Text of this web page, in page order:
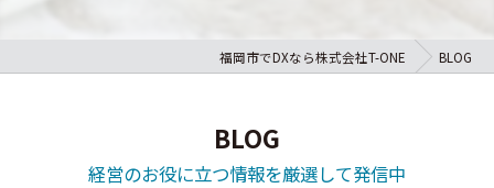
CONTACT
福岡市でDXなら株式会社T-ONE BLOG
BLOG
経営のお役に立つ情報を厳選して発信中